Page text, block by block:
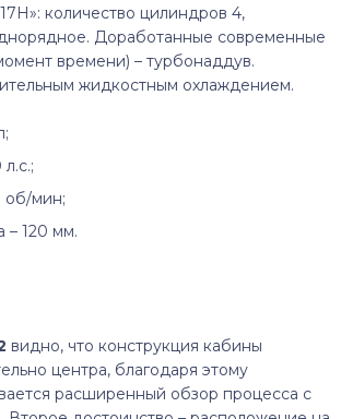
количество цилиндров 4,
Доработанные современные
времени) – турбонаддув.
жидкостным охлаждением.
об/мин;
– 120 мм.
видно, что конструкция кабины
центра, благодаря этому
расширенный обзор процесса с